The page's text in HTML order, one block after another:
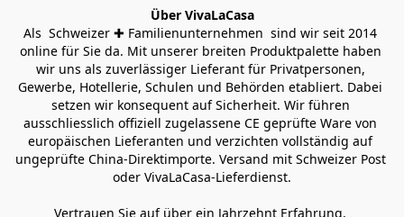
Über VivaLaCasa
Als  Schweizer ✚ Familienunternehmen  sind wir seit 2014
online für Sie da. Mit unserer breiten Produktpalette haben
wir uns als zuverlässiger Lieferant für Privatpersonen,
Gewerbe, Hotellerie, Schulen und Behörden etabliert. Dabei
setzen wir konsequent auf Sicherheit. Wir führen
ausschliesslich offiziell zugelassene CE geprüfte Ware von
europäischen Lieferanten und verzichten vollständig auf
ungeprüfte China-Direktimporte. Versand mit Schweizer Post
oder VivaLaCasa-Lieferdienst.
Vertrauen Sie auf über ein Jahrzehnt Erfahrung,